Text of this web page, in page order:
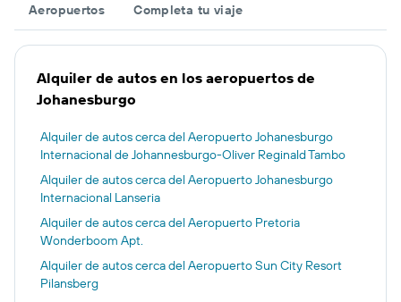
Aeropuertos Completa tu viaje
Alquiler de autos en los aeropuertos de
Johanesburgo
Alquiler de autos cerca del Aeropuerto Johanesburgo
Internacional de Johannesburgo-Oliver Reginald Tambo
Alquiler de autos cerca del Aeropuerto Johanesburgo
Internacional Lanseria
Alquiler de autos cerca del Aeropuerto Pretoria
Wonderboom Apt.
Alquiler de autos cerca del Aeropuerto Sun City Resort
Pilansberg